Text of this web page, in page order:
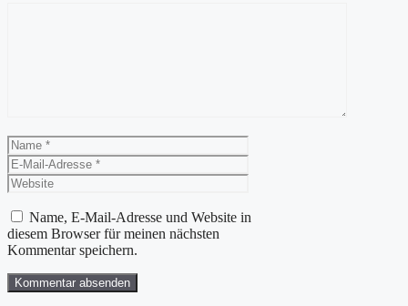
Name
Mail-
Adresse
Name, E-Mail-Adresse und Website in
diesem Browser für meinen nächsten
Kommentar speichern.